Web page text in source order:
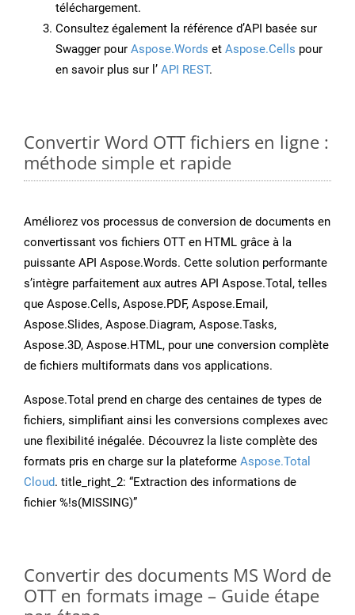
téléchargement.
Consultez également la référence d’API basée sur
Swagger pour Aspose.Words et Aspose.Cells pour
en savoir plus sur l’ API REST.
Convertir Word OTT fichiers en ligne :
méthode simple et rapide
Améliorez vos processus de conversion de documents en
convertissant vos fichiers OTT en HTML grâce à la
puissante API Aspose.Words. Cette solution performante
s’intègre parfaitement aux autres API Aspose.Total, telles
que Aspose.Cells, Aspose.PDF, Aspose.Email,
Aspose.Slides, Aspose.Diagram, Aspose.Tasks,
Aspose.3D, Aspose.HTML, pour une conversion complète
de fichiers multiformats dans vos applications.
Aspose.Total prend en charge des centaines de types de
fichiers, simplifiant ainsi les conversions complexes avec
une flexibilité inégalée. Découvrez la liste complète des
formats pris en charge sur la plateforme Aspose.Total
Cloud. title_right_2: “Extraction des informations de
fichier %!s(MISSING)”
Convertir des documents MS Word de
OTT en formats image – Guide étape